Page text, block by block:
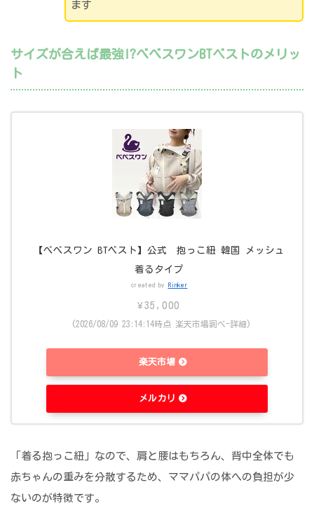
ます
サイズが合えば最強!?べべスワンBTベストのメリッ
ト
【べべスワン BTベスト】公式 抱っこ紐 韓国 メッシュ
着るタイプ
created by Rinker
¥35,000
(2026/08/09 23:14:14時点 楽天市場調べ-詳細)
楽天市場
メルカリ
「着る抱っこ紐」なので、肩と腰はもちろん、背中全体でも
赤ちゃんの重みを分散するため、ママパパの体への負担が少
ないのが特徴です。